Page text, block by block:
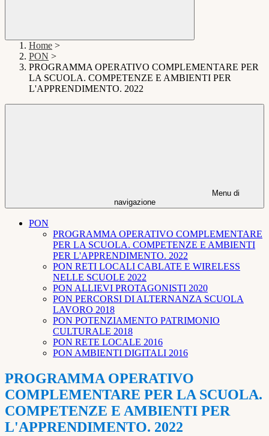
Home >
PON >
PROGRAMMA OPERATIVO COMPLEMENTARE PER
LA SCUOLA. COMPETENZE E AMBIENTI PER
L'APPRENDIMENTO. 2022
Menu di
navigazione
PON
PROGRAMMA OPERATIVO COMPLEMENTARE
PER LA SCUOLA. COMPETENZE E AMBIENTI
PER L'APPRENDIMENTO. 2022
PON RETI LOCALI CABLATE E WIRELESS
NELLE SCUOLE 2022
PON ALLIEVI PROTAGONISTI 2020
PON PERCORSI DI ALTERNANZA SCUOLA
LAVORO 2018
PON POTENZIAMENTO PATRIMONIO
CULTURALE 2018
PON RETE LOCALE 2016
PON AMBIENTI DIGITALI 2016
PROGRAMMA OPERATIVO
COMPLEMENTARE PER LA SCUOLA.
COMPETENZE E AMBIENTI PER
L'APPRENDIMENTO. 2022